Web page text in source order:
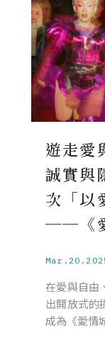
遊走愛
誠實與
次「以
──《
在愛與自由
出開放式的
成為《愛情